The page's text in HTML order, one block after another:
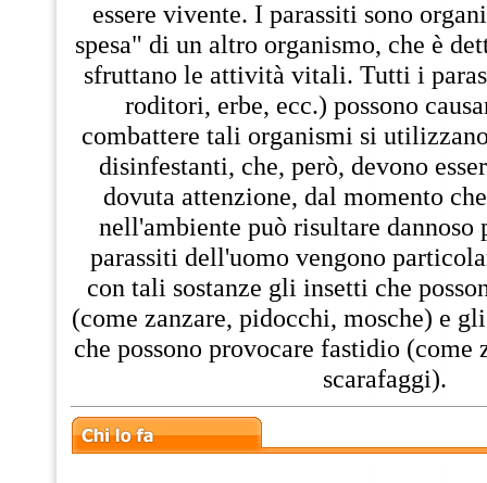
essere vivente. I parassiti sono
spesa" di un altro organismo, che è
sfruttano le attività vitali. Tutti i
roditori, erbe, ecc.) possono
combattere tali organismi si
disinfestanti, che, però, devono
dovuta attenzione, dal momento
nell'ambiente può risultare dannoso
parassiti dell'uomo vengono
con tali sostanze gli insetti che
(come zanzare, pidocchi, mosche) e
che possono provocare fastidio (come
scarafaggi).